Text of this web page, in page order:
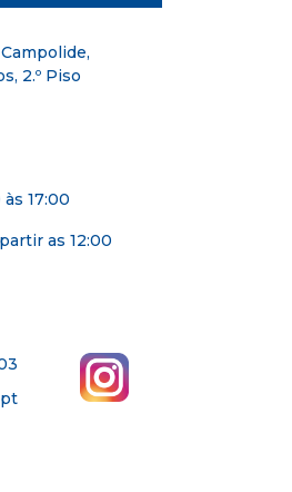
2.º Piso
17:00
as 12:00